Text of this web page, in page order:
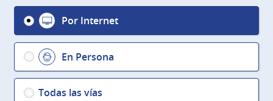
Por Internet
En Persona
Todas las vías